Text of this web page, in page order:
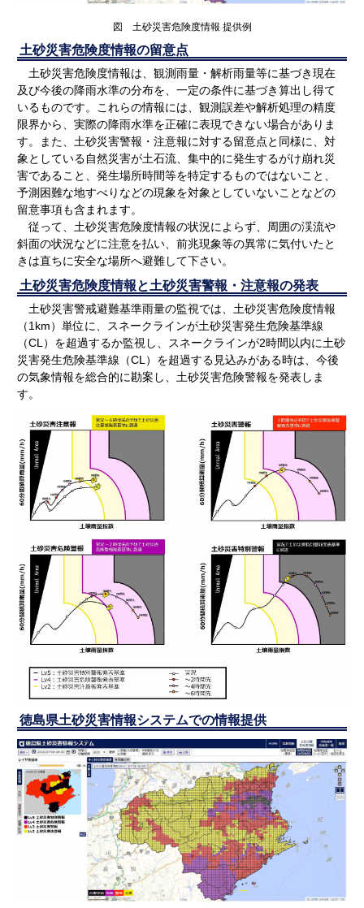
図 土砂災害危険度情報 提供例
土砂災害危険度情報の留意点
土砂災害危険度情報は、観測雨量・解析雨量等に基づき現在
及び今後の降雨水準の分布を、一定の条件に基づき算出し得て
いるものです。これらの情報には、観測誤差や解析処理の精度
限界から、実際の降雨水準を正確に表現できない場合がありま
す。また、土砂災害警報・注意報に対する留意点と同様に、対
象としている自然災害が土石流、集中的に発生するがけ崩れ災
害であること、発生場所時間等を特定するものではないこと、
予測困難な地すべりなどの現象を対象としていないことなどの
留意事項も含まれます。
従って、土砂災害危険度情報の状況によらず、周囲の渓流や
斜面の状況などに注意を払い、前兆現象等の異常に気付いたと
きは直ちに安全な場所へ避難して下さい。
土砂災害危険度情報と土砂災害警報・注意報の発表
土砂災害警戒避難基準雨量の監視では、土砂災害危険度情報
（1km）単位に、スネークラインが土砂災害発生危険基準線
（CL）を超過するか監視し、スネークラインが2時間以内に土砂
災害発生危険基準線（CL）を超過する見込みがある時は、今後
の気象情報を総合的に勘案し、土砂災害危険警報を発表しま
す。
徳島県土砂災害情報システムでの情報提供